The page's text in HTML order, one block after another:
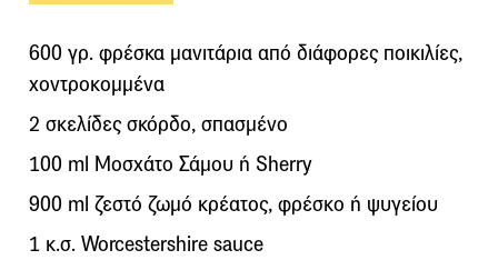
600 γρ. φρέσκα μανιτάρια από διάφορες ποικιλίες,
χοντροκομμένα
2 σκελίδες σκόρδο, σπασμένο
100 ml Μοσχάτο Σάμου ή Sherry
900 ml ζεστό ζωμό κρέατος, φρέσκο ή ψυγείου
1 κ.σ. Worcestershire sauce